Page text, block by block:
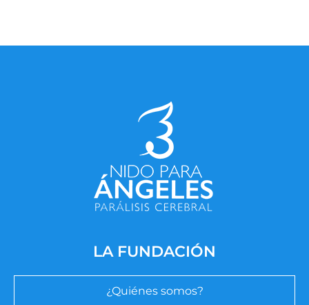
LA FUNDACIÓN
¿Quiénes somos?